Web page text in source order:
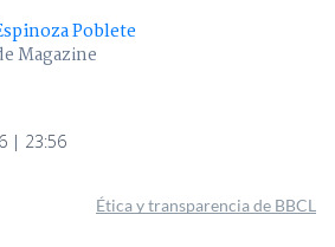
Poblete
Magazine
| 23:56
Ética y transparencia de BBCL